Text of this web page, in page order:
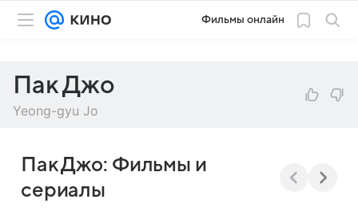
Фильмы онлайн
Пак Джо
Yeong-gyu Jo
Пак Джо: Фильмы и
сериалы